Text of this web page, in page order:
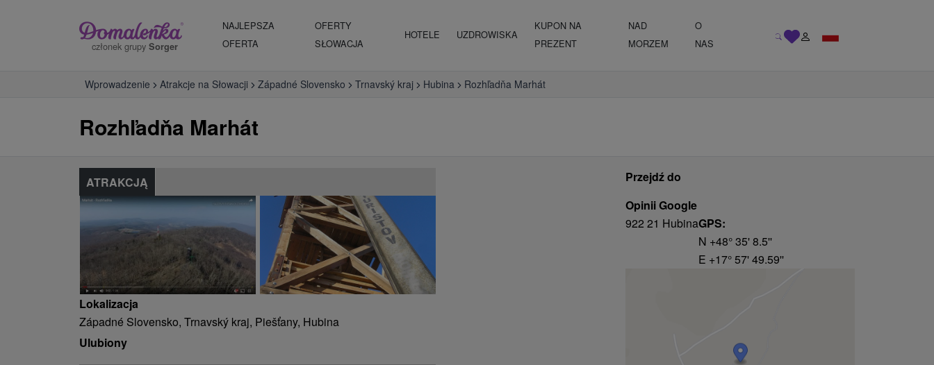
członek grupy Sorger
NAJLEPSZA
OFERTA
OFERTY
SŁOWACJA
HOTELE UZDROWISKA
KUPON NA
PREZENT
NAD
MORZEM
O
NAS
Wprowadzenie Atrakcje na Słowacji Západné Slovensko Trnavský kraj Hubina Rozhľadňa Marhát
Rozhľadňa Marhát
Przejdź do
Opinii Google
922 21 HubinaGPS:
N +48° 35' 8.5''
E +17° 57' 49.59''
ATRAKCJĄ
Lokalizacja
Západné Slovensko, Trnavský kraj, Piešťany, Hubina
Ulubiony